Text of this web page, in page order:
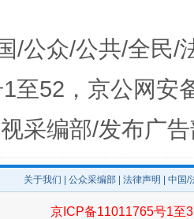
有效落实 一纸欠
/公众/公共/全民/
至52，京公网安
采编部/发布广
关于我们 公众采编部 法律声明 | 中国
京ICP备11011765号1至